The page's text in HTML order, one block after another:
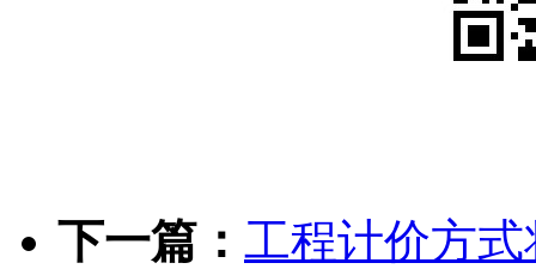
下一篇： 工程计价方